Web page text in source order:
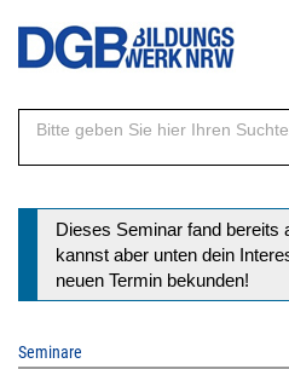
Direkt
Inhalt
Statusmeldung
Dieses Seminar fand bereits
kannst aber unten dein
neuen Termin bekunden!
Seminare